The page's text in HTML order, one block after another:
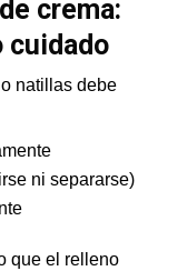
crema:
cuidado
natillas debe
ni separarse)
que el relleno